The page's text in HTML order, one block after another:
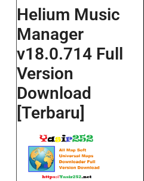
Helium Music
Manager
v18.0.714 Full
Version
Download
[Terbaru]